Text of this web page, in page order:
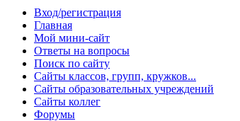
Вход/регистрация
Главная
Мой мини-сайт
Ответы на вопросы
Поиск по сайту
Сайты классов, групп, кружков...
Сайты образовательных учреждений
Сайты коллег
Форумы